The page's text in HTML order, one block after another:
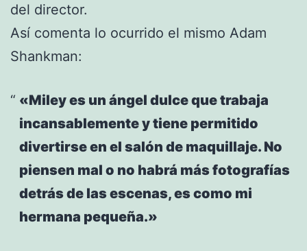
del director.
Así comenta lo ocurrido el mismo Adam
Shankman:
«Miley es un ángel dulce que trabaja
incansablemente y tiene permitido
divertirse en el salón de maquillaje. No
piensen mal o no habrá más fotografías
detrás de las escenas, es como mi
hermana pequeña.»